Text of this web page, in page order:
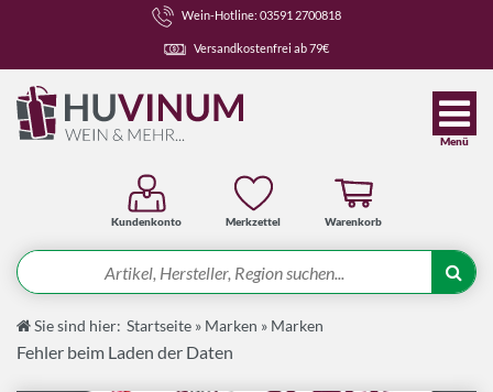
Wein-Hotline: 03591 2700818
Versandkostenfrei ab 79€
Kundenkonto Merkzettel Warenkorb
Menü
Angebote
Sie sind hier: Startseite » Marken » Marken
Fehler beim Laden der Daten